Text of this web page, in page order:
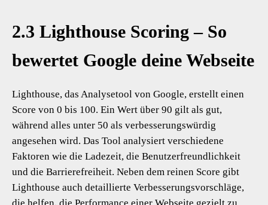
2.3 Lighthouse Scoring – So
bewertet Google deine Webseite
Lighthouse, das Analysetool von Google, erstellt einen
Score von 0 bis 100. Ein Wert über 90 gilt als gut,
während alles unter 50 als verbesserungswürdig
angesehen wird. Das Tool analysiert verschiedene
Faktoren wie die Ladezeit, die Benutzerfreundlichkeit
und die Barrierefreiheit. Neben dem reinen Score gibt
Lighthouse auch detaillierte Verbesserungsvorschläge,